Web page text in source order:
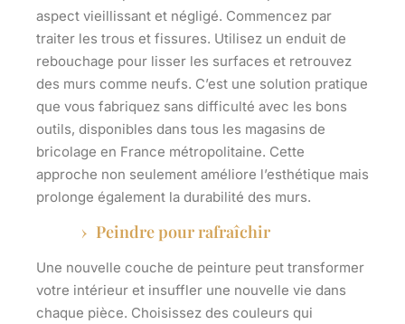
aspect vieillissant et négligé. Commencez par
traiter les trous et fissures. Utilisez un enduit de
rebouchage pour lisser les surfaces et retrouvez
des murs comme neufs. C’est une solution pratique
que vous fabriquez sans difficulté avec les bons
outils, disponibles dans tous les magasins de
bricolage en France métropolitaine. Cette
approche non seulement améliore l’esthétique mais
prolonge également la durabilité des murs.
Peindre pour rafraîchir
Une nouvelle couche de peinture peut transformer
votre intérieur et insuffler une nouvelle vie dans
chaque pièce. Choisissez des couleurs qui